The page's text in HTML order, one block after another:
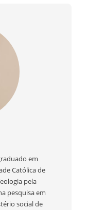
em
Católica de
pela
pesquisa em
social de